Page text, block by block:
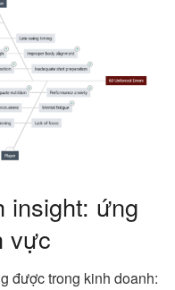
insight: ứng
vực
được trong kinh doanh: